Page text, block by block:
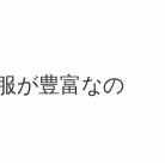
が豊富なの